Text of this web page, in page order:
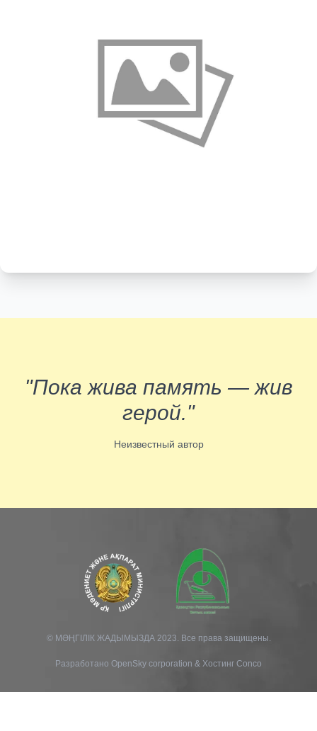
"Пока жива память — жив
герой."
Неизвестный автор
© МӘҢГІЛІК ЖАДЫМЫЗДА 2023. Все права защищены.
Разработано OpenSky corporation & Хостинг Conco